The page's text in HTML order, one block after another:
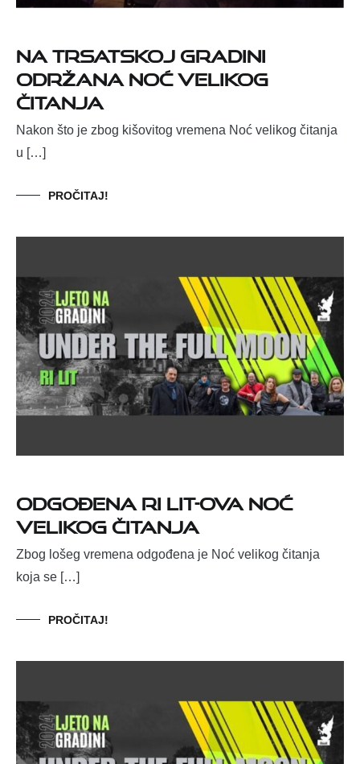
Na Trsatskoj gradini
održana Noć velikog
čitanja
Nakon što je zbog kišovitog vremena Noć velikog čitanja
u […]
PROČITAJ!
Odgođena Ri Lit-ova Noć
velikog čitanja
Zbog lošeg vremena odgođena je Noć velikog čitanja
koja se […]
PROČITAJ!